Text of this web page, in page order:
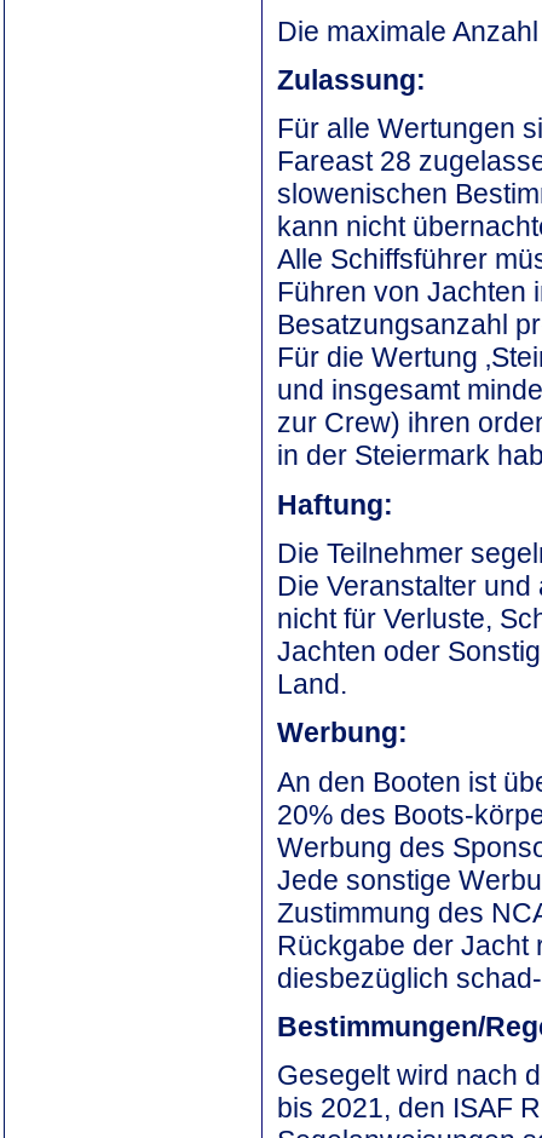
Die maximale
Zulassung:
Für alle Wertungen
Fareast 28
slowenischen
kann nicht
Alle Schiffsführer
Führen von Jachten
Besatzungsanzahl
Für die Wertung
und insgesamt
zur Crew) ihren
in der Steiermark
Haftung:
Die Teilnehmer
Die Veranstalter
nicht für Verluste,
Jachten oder
Land.
Werbung:
An den Booten ist
20% des Boots-
Werbung des
Jede sonstige
Zustimmung des
Rückgabe der Jacht
diesbezüglich
Bestimmungen/
Gesegelt wird nach
bis 2021, den ISAF